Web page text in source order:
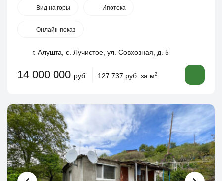
Вид на горы Ипотека
Онлайн-показ
г. Алушта, с. Лучистое, ул. Совхозная, д. 5
14 000 000 руб. 127 737 руб. за м2